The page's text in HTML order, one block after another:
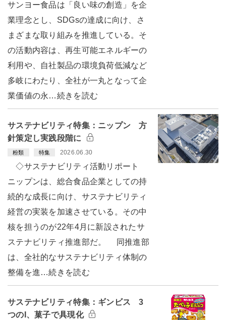
サンヨー食品は「良い味の創造」を企
業理念とし、SDGsの達成に向け、さ
まざまな取り組みを推進している。そ
の活動内容は、再生可能エネルギーの
利用や、自社製品の環境負荷低減など
多岐にわたり、全社が一丸となって企
業価値の永…続きを読む
サステナビリティ特集：ニップン 方
針策定し実践段階に
粉類 特集 2026.06.30
◇サステナビリティ活動リポート
ニップンは、総合食品企業としての持
続的な成長に向け、サステナビリティ
経営の実装を加速させている。その中
核を担うのが22年4月に新設されたサ
ステナビリティ推進部だ。 同推進部
は、全社的なサステナビリティ体制の
整備を進…続きを読む
サステナビリティ特集：ギンビス 3
つのI、菓子で具現化